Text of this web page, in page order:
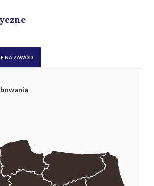
ZAPOTRZEBOWANIE NA ZAWÓD